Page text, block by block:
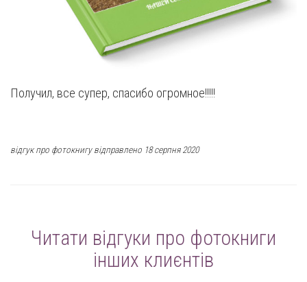
Получил, все супер, спасибо огромное!!!!!
відгук про фотокнигу відправлено 18 серпня 2020
Читати відгуки про фотокниги
інших клиєнтів